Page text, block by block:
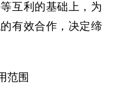
互利的基础上，为
有效合作，决定缔
围